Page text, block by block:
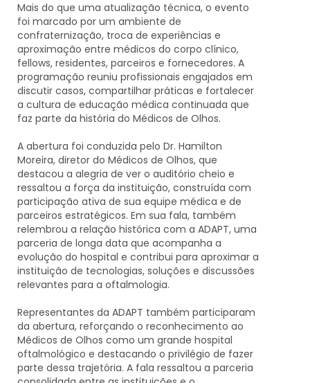
Mais do que uma atualização técnica, o evento
foi marcado por um ambiente de
confraternização, troca de experiências e
aproximação entre médicos do corpo clínico,
fellows, residentes, parceiros e fornecedores. A
programação reuniu profissionais engajados em
discutir casos, compartilhar práticas e fortalecer
a cultura de educação médica continuada que
faz parte da história do Médicos de Olhos.
A abertura foi conduzida pelo Dr. Hamilton
Moreira, diretor do Médicos de Olhos, que
destacou a alegria de ver o auditório cheio e
ressaltou a força da instituição, construída com
participação ativa de sua equipe médica e de
parceiros estratégicos. Em sua fala, também
relembrou a relação histórica com a ADAPT, uma
parceria de longa data que acompanha a
evolução do hospital e contribui para aproximar a
instituição de tecnologias, soluções e discussões
relevantes para a oftalmologia.
Representantes da ADAPT também participaram
da abertura, reforçando o reconhecimento ao
Médicos de Olhos como um grande hospital
oftalmológico e destacando o privilégio de fazer
parte dessa trajetória. A fala ressaltou a parceria